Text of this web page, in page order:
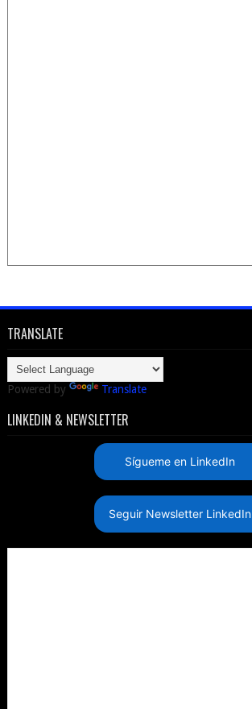
TRANSLATE
Powered by Translate
LINKEDIN & NEWSLETTER
Sígueme en LinkedIn
Seguir Newsletter LinkedIn